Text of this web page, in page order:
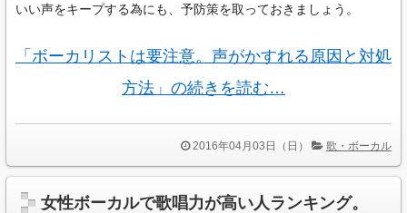
いい声をキープする為にも、予防策を取っておきましょう。
「ボーカリストは要注意。声がかすれる原因と対処
方法」の続きを読む…
2016年04月03日（日） 歌・ボーカル
女性ボーカルで歌唱力が高い人ランキング。